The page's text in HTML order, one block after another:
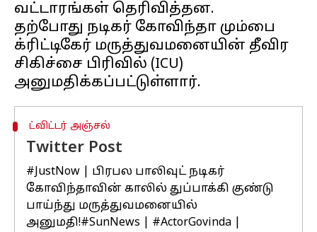
வட்டாரங்கள் தெரிவித்தன.
தற்போது நடிகர் கோவிந்தா மும்பை
க்ரிட்டிகேர் மருத்துவமனையின் தீவிர
சிகிச்சை பிரிவில் (ICU)
ட்விட்டர் அஞ்சல்
Twitter Post
#JustNow | பிரபல பாலிவுட் நடிகர்
கோவிந்தாவின் காலில் துப்பாக்கி குண்டு
பாய்ந்து மருத்துவமனையில்
அனுமதி!#SunNews #ActorGovinda